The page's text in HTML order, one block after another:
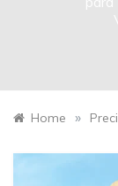
Home »